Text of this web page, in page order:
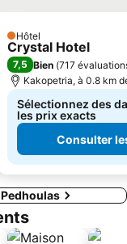
1 Étoiles
Hôtel
Crystal Hotel
7,5 Bien (717
Kakopetria, à 0.8 km
Sélectionnez des
les prix exacts
Consulter